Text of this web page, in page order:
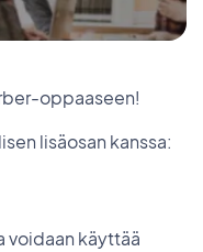
oppaaseen!
lisäosan kanssa:
voidaan käyttää